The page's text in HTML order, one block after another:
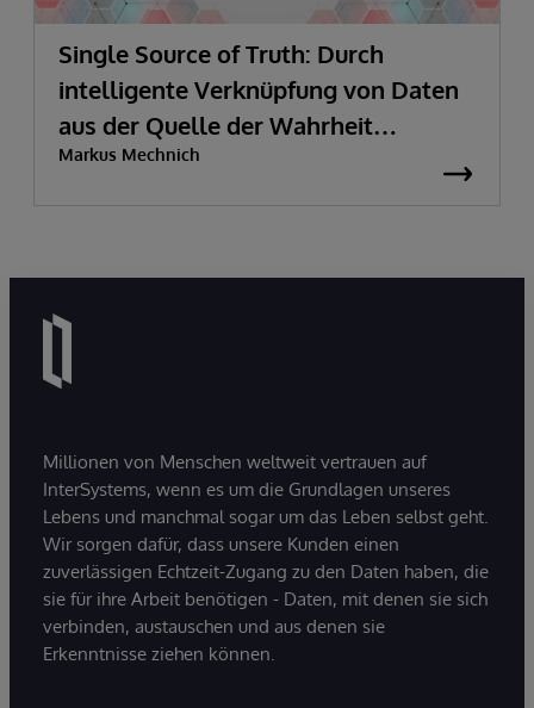
Single Source of Truth: Durch
intelligente Verknüpfung von Daten
aus der Quelle der Wahrheit
schöpfen
Markus Mechnich
Millionen von Menschen weltweit vertrauen auf
InterSystems, wenn es um die Grundlagen unseres
Lebens und manchmal sogar um das Leben selbst geht.
Wir sorgen dafür, dass unsere Kunden einen
zuverlässigen Echtzeit-Zugang zu den Daten haben, die
sie für ihre Arbeit benötigen - Daten, mit denen sie sich
verbinden, austauschen und aus denen sie
Erkenntnisse ziehen können.